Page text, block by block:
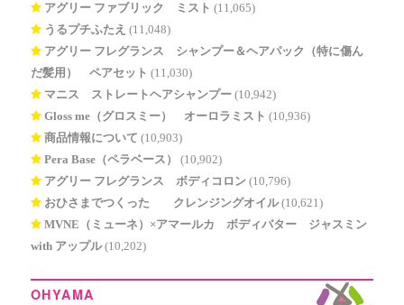
アグリー ファブリック ミスト (11,065)
うるプチふたえ (11,048)
アグリー フレグランス シャンプー＆ヘアパック（特に傷ん
だ髪用） ペアセット (11,030)
マニス ストレートヘアシャンプー (10,942)
Gloss me（グロスミー） オーロラミスト (10,936)
商品情報について (10,903)
Pera Base（ペラベース）
(10,902)
アグリー フレグランス ボディコロン (10,796)
おひさまでつくった® クレンジングオイル (10,621)
MVNE（ミューネ）×アマールカ ボディバター ジャスミン
with アップル (10,202)
OHYAMA